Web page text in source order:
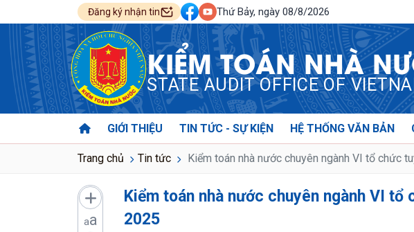
Đăng ký nhận tin Thứ Bảy, ngày 08/8/2026
KIỂM TOÁN NHÀ
STATE AUDIT OFFICE OF
GIỚI THIỆU TIN TỨC - SỰ KIỆN HỆ THỐNG VĂN BẢN
Trang chủ Tin tức Kiểm toán nhà nước chuyên ngành VI tổ chức
aa
Kiểm toán nhà nước chuyên ngành VI
2025